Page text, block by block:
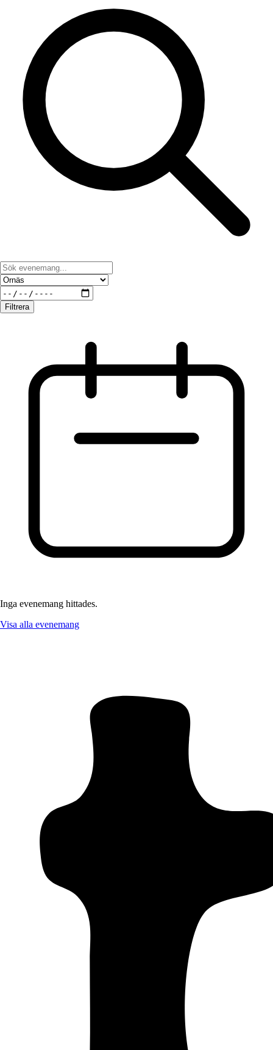
Filtrera
Inga evenemang hittades.
Visa alla evenemang